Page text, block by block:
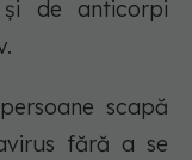
și de anticorpi
scapă
fără a se